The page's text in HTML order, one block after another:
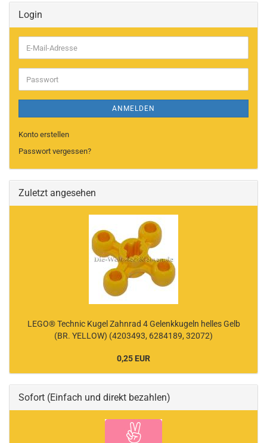
Login
E-
Mail-
Adresse
Passwort
ANMELDEN
Konto erstellen
Passwort vergessen?
Zuletzt angesehen
LEGO® Technic Kugel Zahnrad 4 Gelenkkugeln helles Gelb
(BR. YELLOW) (4203493, 6284189, 32072)
0,25 EUR
Sofort (Einfach und direkt bezahlen)